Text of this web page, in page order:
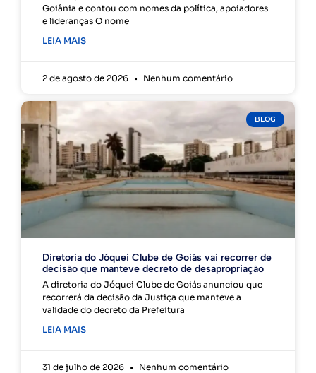
Goiânia e contou com nomes da política, apoiadores
e lideranças O nome
LEIA MAIS
2 de agosto de 2026 Nenhum comentário
BLOG
Diretoria do Jóquei Clube de Goiás vai recorrer de
decisão que manteve decreto de desapropriação
A diretoria do Jóquei Clube de Goiás anunciou que
recorrerá da decisão da Justiça que manteve a
validade do decreto da Prefeitura
LEIA MAIS
31 de julho de 2026 Nenhum comentário